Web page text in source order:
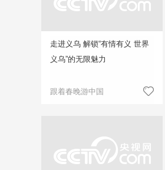
走进义乌 解锁“有情有义 世界
义乌”的无限魅力
跟着春晚游中国